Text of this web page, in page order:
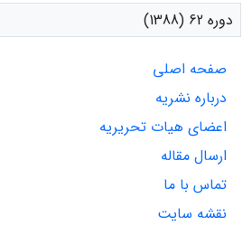
دوره 62 (1388)
صفحه اصلی
درباره نشریه
اعضای هیات تحریریه
ارسال مقاله
تماس با ما
نقشه سایت